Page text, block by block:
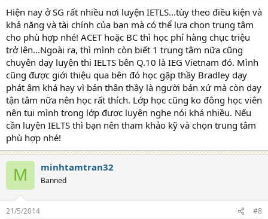
Hiện nay ở SG rất nhiều nơi luyện IETLS...tùy theo điều kiện và
khả năng và tài chính của bạn mà có thể lựa chọn trung tâm
cho phù hợp nhé! ACET hoặc BC thì học phí hàng chục triệu
trở lên...Ngoài ra, thì mình còn biết 1 trung tâm nữa cũng
chuyên dạy luyện thi IELTS bên Q.10 là IEG Vietnam đó. Mình
cũng được giới thiệu qua bên đó học gặp thầy Bradley dạy
phát âm khá hay vì bản thân thầy là người bản xứ mà còn dạy
tận tâm nữa nên học rất thích. Lớp học cũng ko đông học viên
nên tụi mình trong lớp được luyện nghe nói khá nhiều. Nếu
cần luyện IELTS thì bạn nên tham khảo kỹ và chọn trung tâm
phù hợp nhé!
M minhtamtran32
Banned
21/5/2014 #8